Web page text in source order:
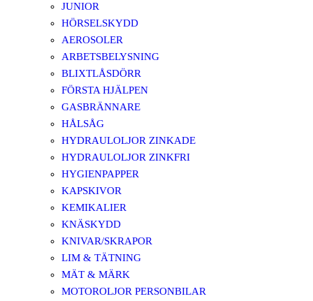
JUNIOR
HÖRSELSKYDD
AEROSOLER
ARBETSBELYSNING
BLIXTLÅSDÖRR
FÖRSTA HJÄLPEN
GASBRÄNNARE
HÅLSÅG
HYDRAULOLJOR ZINKADE
HYDRAULOLJOR ZINKFRI
HYGIENPAPPER
KAPSKIVOR
KEMIKALIER
KNÄSKYDD
KNIVAR/SKRAPOR
LIM & TÄTNING
MÄT & MÄRK
MOTOROLJOR PERSONBILAR